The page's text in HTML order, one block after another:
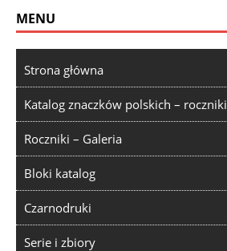
MENU
Strona główna
Katalog znaczków polskich – roczniki
Roczniki – Galeria
Bloki katalog
Czarnodruki
Serie i zbiory